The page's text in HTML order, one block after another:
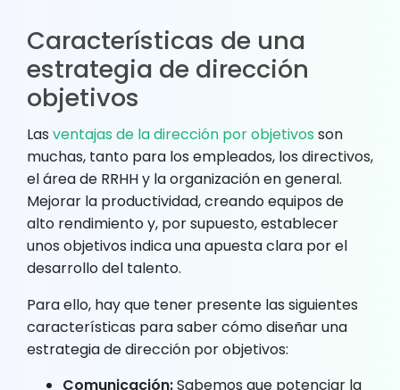
Características de una
estrategia de dirección
objetivos
Las ventajas de la dirección por objetivos son
muchas, tanto para los empleados, los directivos,
el área de RRHH y la organización en general.
Mejorar la productividad, creando equipos de
alto rendimiento y, por supuesto, establecer
unos objetivos indica una apuesta clara por el
desarrollo del talento.
Para ello, hay que tener presente las siguientes
características para saber cómo diseñar una
estrategia de dirección por objetivos:
Comunicación:Sabemos que potenciar la